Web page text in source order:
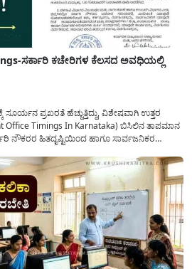
ಸರ್ಕಾರಿ ಕಚೇರಿಗಳ ಕೆಲಸದ ಅವಧಿಯಲ್ಲಿ
ಪ್ರಖರತೆ ಹೆಚ್ಚುತ್ತಿದ್ದು, ವಿಶೇಷವಾಗಿ ಉತ್ತರ
Office Timings In Karnataka) ಬಿಸಿಲಿನ ತಾಪಮಾನ
ನೌಕರರ ಹಿತದೃಷ್ಟಿಯಿಂದ ಹಾಗೂ ಸಾರ್ವಜನಿಕರ
ಏಪ್ರಿಲ್...